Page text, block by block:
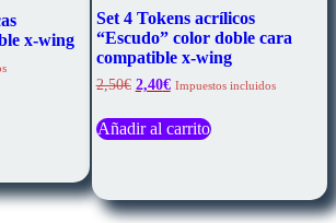
x-wing
Set 4 Tokens acrílicos
“Escudo” color doble cara
compatible x-wing
2,50€ El
original
era:
2,40€El
actual
es:
Impuestos incluidos
Añadir al carrito